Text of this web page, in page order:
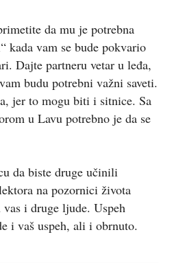
da mu je potrebna
kada vam se bude pokvario
Dajte partneru vetar u leđa,
budu potrebni važni saveti.
jer to mogu biti i sitnice. Sa
u Lavu potrebno je da se
da biste druge učinili
na pozornici života
i druge ljude. Uspeh
i vaš uspeh, ali i obrnuto.